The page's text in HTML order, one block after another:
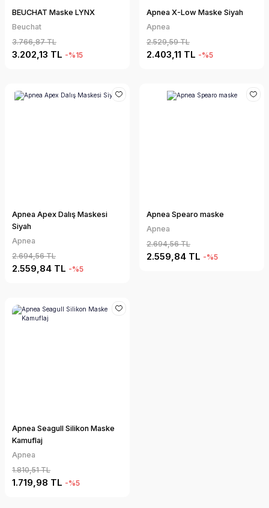
BEUCHAT Maske LYNX
Beuchat
3.766,87 TL
3.202,13 TL -%15
Apnea X-Low Maske Siyah
Apnea
2.529,59 TL
2.403,11 TL -%5
Apnea Apex Dalış Maskesi
Siyah
Apnea
2.694,56 TL
2.559,84 TL -%5
Apnea Spearo maske
Apnea
2.694,56 TL
2.559,84 TL -%5
Apnea Seagull Silikon Maske
Kamuflaj
Apnea
1.810,51 TL
1.719,98 TL -%5